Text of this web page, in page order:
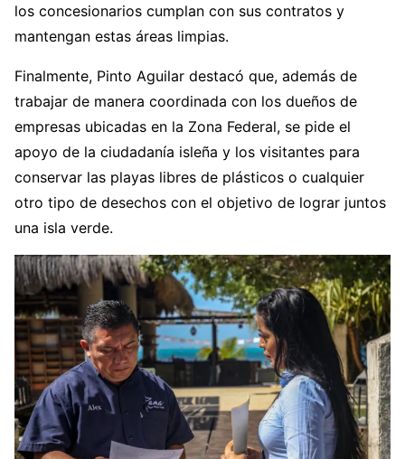
los concesionarios cumplan con sus contratos y
mantengan estas áreas limpias.
Finalmente, Pinto Aguilar destacó que, además de
trabajar de manera coordinada con los dueños de
empresas ubicadas en la Zona Federal, se pide el
apoyo de la ciudadanía isleña y los visitantes para
conservar las playas libres de plásticos o cualquier
otro tipo de desechos con el objetivo de lograr juntos
una isla verde.